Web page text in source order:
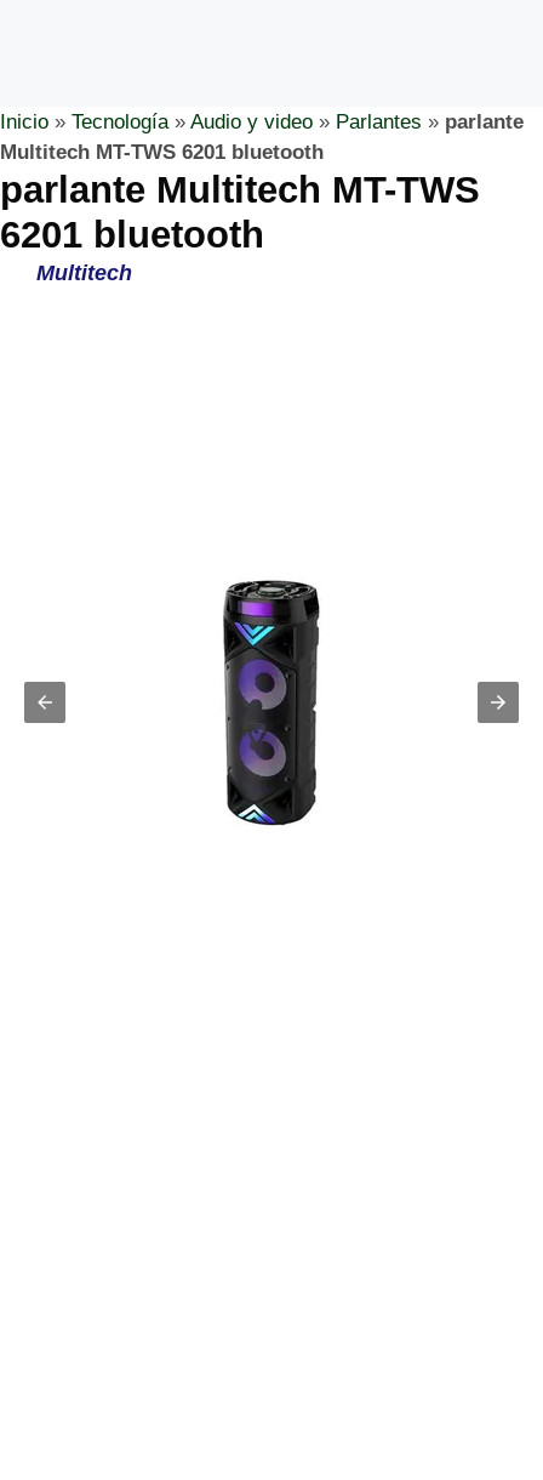
Inicio » Tecnología» Audio y video » Parlantes » parlante
Multitech MT-TWS 6201 bluetooth
parlante Multitech MT-TWS
6201 bluetooth
Multitech